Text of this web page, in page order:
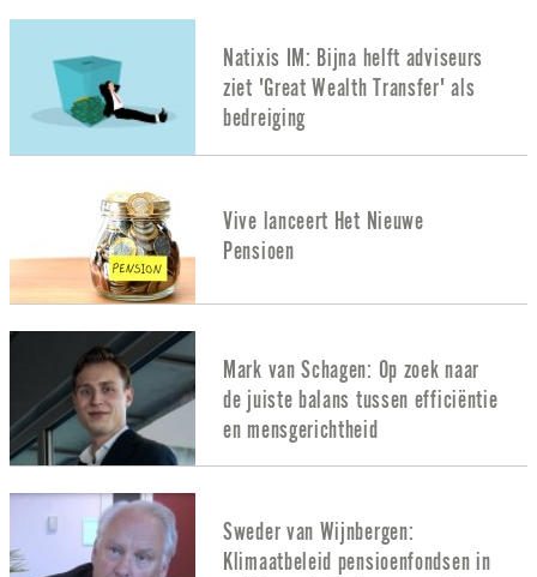
Natixis IM: Bijna helft adviseurs
ziet 'Great Wealth Transfer' als
bedreiging
Vive lanceert Het Nieuwe
Pensioen
Mark van Schagen: Op zoek naar
de juiste balans tussen efficiëntie
en mensgerichtheid
Sweder van Wijnbergen:
Klimaatbeleid pensioenfondsen in